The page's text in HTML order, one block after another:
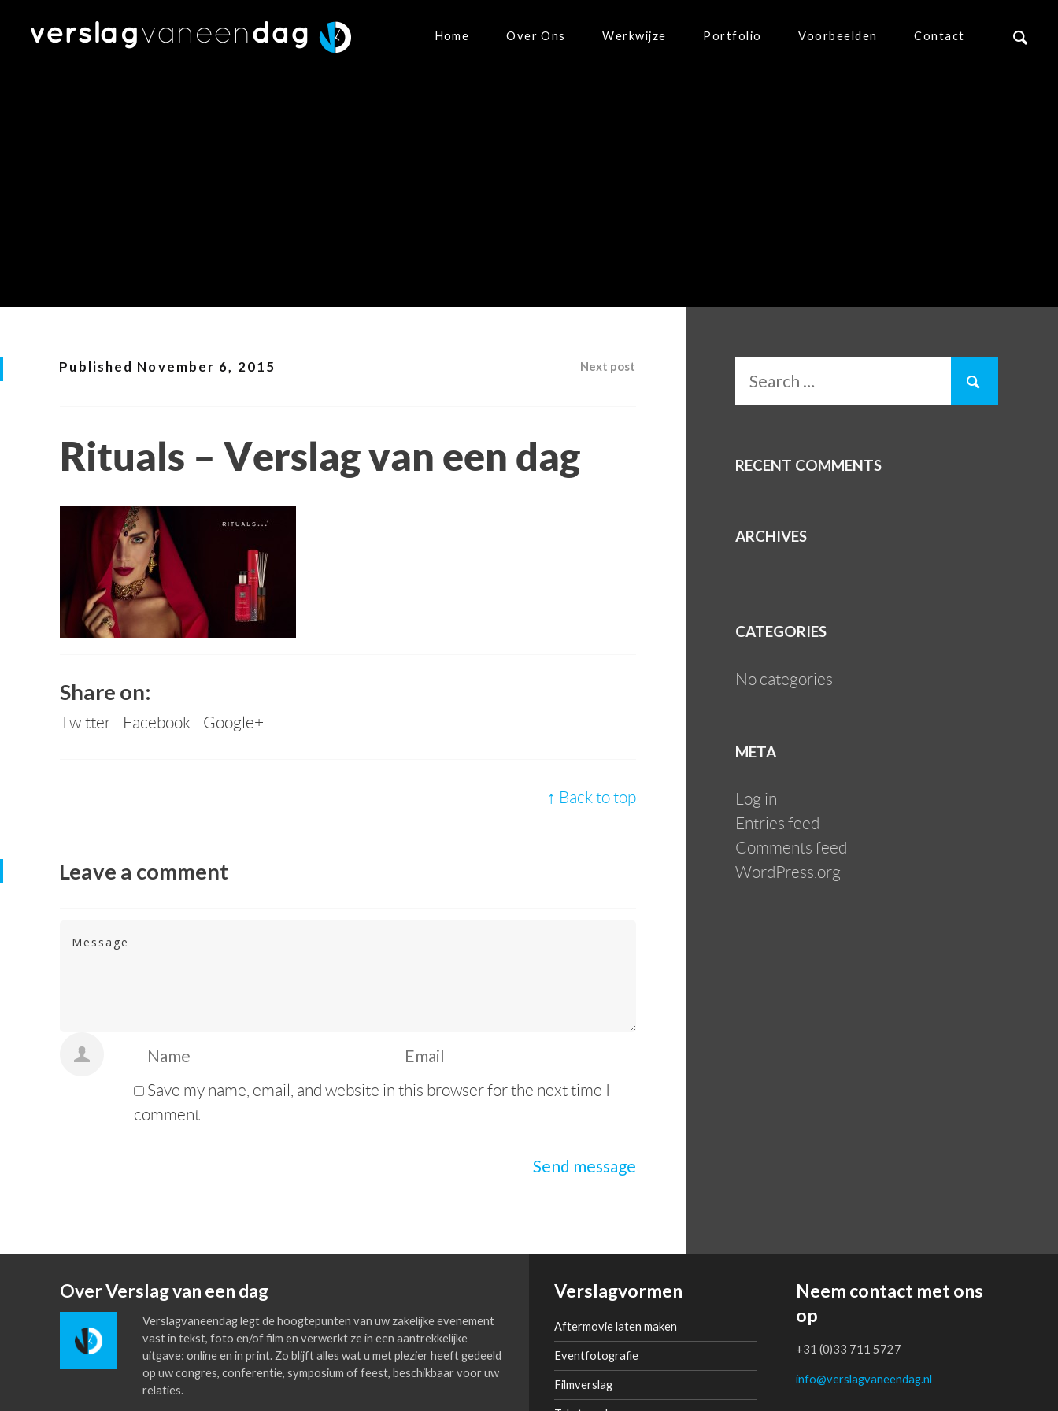
Home Over Ons Werkwijze Portfolio Voorbeelden Contact
Published November 6, 2015 Next post
Rituals – Verslag van een dag
Share on:
Twitter Facebook Google+
↑ Back to top
Leave a comment
Save my name, email, and website in this browser for the next time I
comment.
RECENT COMMENTS
ARCHIVES
CATEGORIES
No categories
META
Log in
Entries feed
Comments feed
WordPress.org
Over Verslag van een dag
Verslagvaneendag legt de hoogtepunten van uw zakelijke evenement
vast in tekst, foto en/of film en verwerkt ze in een aantrekkelijke
uitgave: online en in print. Zo blijft alles wat u met plezier heeft gedeeld
op uw congres, conferentie, symposium of feest, beschikbaar voor uw
relaties.
Verslagvormen
Aftermovie laten maken
Eventfotografie
Filmverslag
Neem contact met ons
op
+31 (0)33 711 5727
info@verslagvaneendag.nl